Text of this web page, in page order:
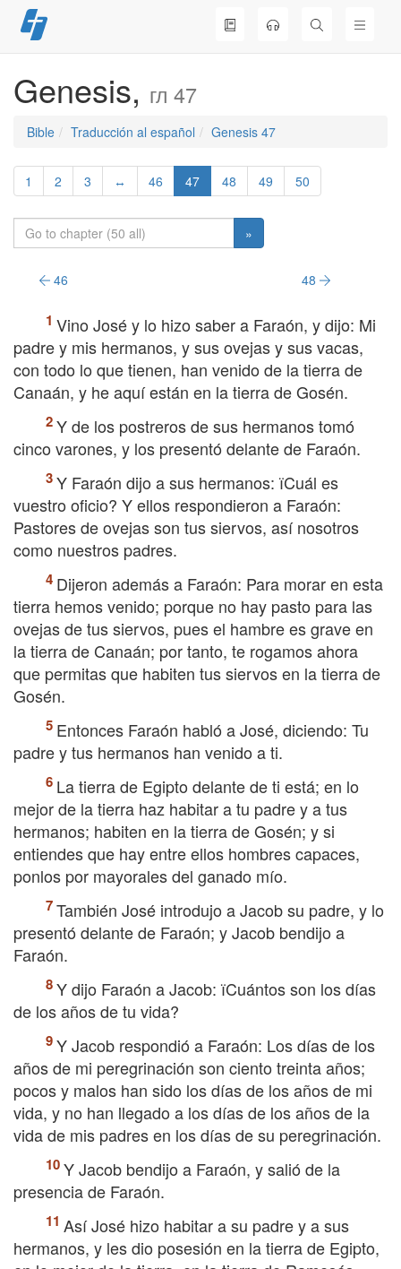
Skip
to
Genesis, гл 47
Bible Traducción al español Genesis 47
1 2 3 ↔ 46 47 48 49 50
»
46 48
Vino José y lo hizo saber a Faraón, y dijo: Mi
padre y mis hermanos, y sus ovejas y sus vacas,
con todo lo que tienen, han venido de la tierra de
Canaán, y he aquí están en la tierra de Gosén.
Y de los postreros de sus hermanos tomó
cinco varones, y los presentó delante de Faraón.
Y Faraón dijo a sus hermanos: їCuál es
vuestro oficio? Y ellos respondieron a Faraón:
Pastores de ovejas son tus siervos, así nosotros
como nuestros padres.
Dijeron además a Faraón: Para morar en esta
tierra hemos venido; porque no hay pasto para las
ovejas de tus siervos, pues el hambre es grave en
la tierra de Canaán; por tanto, te rogamos ahora
que permitas que habiten tus siervos en la tierra de
Gosén.
Entonces Faraón habló a José, diciendo: Tu
padre y tus hermanos han venido a ti.
La tierra de Egipto delante de ti está; en lo
mejor de la tierra haz habitar a tu padre y a tus
hermanos; habiten en la tierra de Gosén; y si
entiendes que hay entre ellos hombres capaces,
ponlos por mayorales del ganado mío.
También José introdujo a Jacob su padre, y lo
presentó delante de Faraón; y Jacob bendijo a
Faraón.
Y dijo Faraón a Jacob: їCuántos son los días
de los años de tu vida?
Y Jacob respondió a Faraón: Los días de los
años de mi peregrinación son ciento treinta años;
pocos y malos han sido los días de los años de mi
vida, y no han llegado a los días de los años de la
vida de mis padres en los días de su peregrinación.
Y Jacob bendijo a Faraón, y salió de la
presencia de Faraón.
Así José hizo habitar a su padre y a sus
hermanos, y les dio posesión en la tierra de Egipto,